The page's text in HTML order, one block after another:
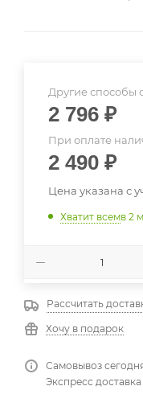
Другие способы
2 796 ₽
При оплате
2 490 ₽
Цена указана с
Хватит всемв 2
Рассчитать
Хочу в подарок
Самовывоз
Экспресс